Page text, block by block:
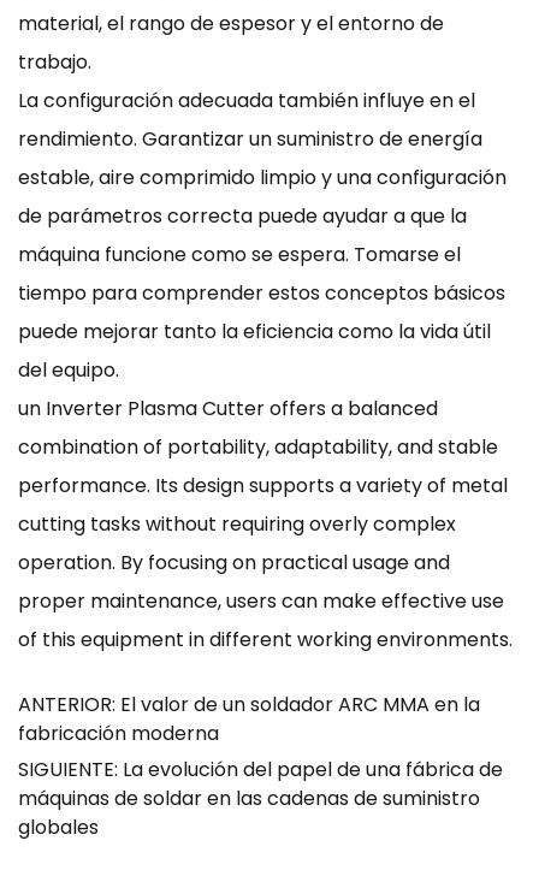
material, el rango de espesor y el entorno de
trabajo.
La configuración adecuada también influye en el
rendimiento. Garantizar un suministro de energía
estable, aire comprimido limpio y una configuración
de parámetros correcta puede ayudar a que la
máquina funcione como se espera. Tomarse el
tiempo para comprender estos conceptos básicos
puede mejorar tanto la eficiencia como la vida útil
del equipo.
un Inverter Plasma Cutter offers a balanced
combination of portability, adaptability, and stable
performance. Its design supports a variety of metal
cutting tasks without requiring overly complex
operation. By focusing on practical usage and
proper maintenance, users can make effective use
of this equipment in different working environments.
ANTERIOR: El valor de un soldador ARC MMA en la
fabricación moderna
SIGUIENTE: La evolución del papel de una fábrica de
máquinas de soldar en las cadenas de suministro
globales